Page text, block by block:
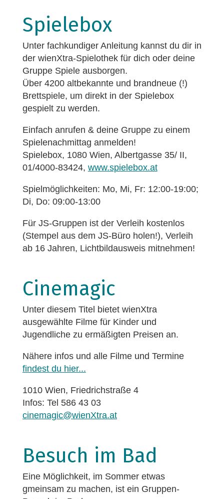
Spielebox
Unter fachkundiger Anleitung kannst du dir in
der wienXtra-Spielothek für dich oder deine
Gruppe Spiele ausborgen.
Über 4200 altbekannte und brandneue (!)
Brettspiele, um direkt in der Spielebox
gespielt zu werden.
Einfach anrufen & deine Gruppe zu einem
Spielenachmittag anmelden!
Spielebox, 1080 Wien, Albertgasse 35/ II,
01/4000-83424, www.spielebox.at
Spielmöglichkeiten: Mo, Mi, Fr: 12:00-19:00;
Di, Do: 09:00-13:00
Für JS-Gruppen ist der Verleih kostenlos
(Stempel aus dem JS-Büro holen!), Verleih
ab 16 Jahren, Lichtbildausweis mitnehmen!
Cinemagic
Unter diesem Titel bietet wienXtra
ausgewählte Filme für Kinder und
Jugendliche zu ermäßigten Preisen an.
Nähere infos und alle Filme und Termine
findest du hier...
1010 Wien, Friedrichstraße 4
Infos: Tel 586 43 03
cinemagic@wienXtra.at
Besuch im Bad
Eine Möglichkeit, im Sommer etwas
gmeinsam zu machen, ist ein Gruppen-